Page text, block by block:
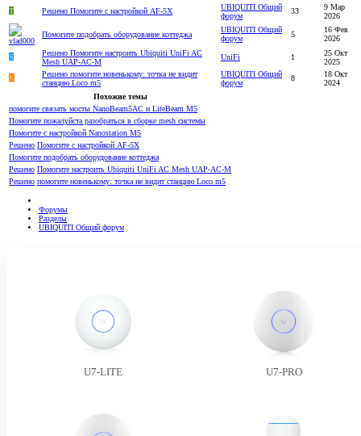
T
Решено Помогите с настройкой AF-5X
UBIQUITI Общий
форум
33
9 Мар
2026
Помогите подобрать оборудование коттеджа
UBIQUITI Общий
форум
5
16 Фев
2026
S Решено Помогите настроить Ubiquiti UniFi AC
Mesh UAP-AC-M
UniFi 1
25 Окт
2025
K
Решено помогите новенькому: точка не видит
станцию Loco m5
UBIQUITI Общий
форум
8
18 Окт
2024
Похожие темы
помогите связать мосты NanoBeam5AC и LiteBeam M5
Помогите пожалуйста разобраться в сборке mesh системы
Помогите с настройкой Nanostation M5
Решено Помогите с настройкой AF-5X
Помогите подобрать оборудование коттеджа
Решено Помогите настроить Ubiquiti UniFi AC Mesh UAP-AC-M
Решено помогите новенькому: точка не видит станцию Loco m5
Форумы
Разделы
UBIQUITI Общий форум
U7-LITE U7-PRO